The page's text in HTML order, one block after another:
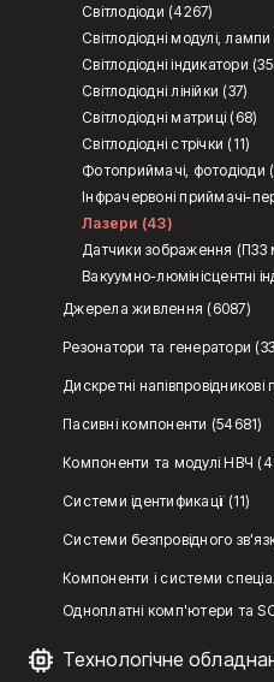
Світлодіоди (4267)
Світлодіодні модулі,
Світлодіодні індикатори
Світлодіодні лінійки (37)
Світлодіодні матриці (68)
Світлодіодні стрічки (11)
Фотоприймачі, фотодіоди
Інфрачервоні приймачі-
Лазери (43)
Датчики зображення (ПЗЗ
Вакуумно-люмінісцентні
Джерела живлення (6087)
Резонатори та генератори
Дискретні
Пасивні компоненти (54681)
Компоненти та модулі НВЧ
Системи ідентификації (11)
Системи безпровідного
Компоненти і системи
Одноплатні комп'ютери та
Технологічне